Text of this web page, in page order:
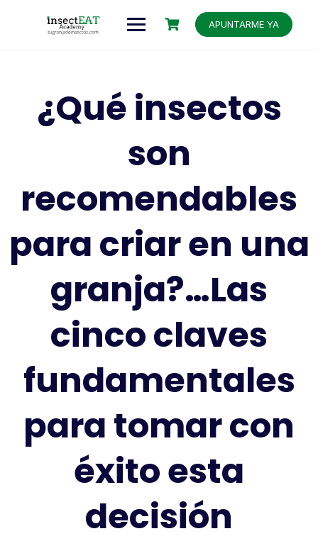
APUNTARME YA
¿Qué insectos
son
recomendables
para criar en una
granja?…Las
cinco claves
fundamentales
para tomar con
éxito esta
decisión